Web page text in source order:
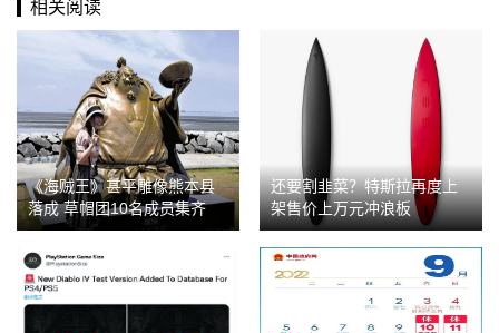
相关阅读
《海贼王》甚平雕像熊本县
落成 草帽团10名成员集齐
还要割韭菜？特斯拉再度上
架售价上万元冲浪板